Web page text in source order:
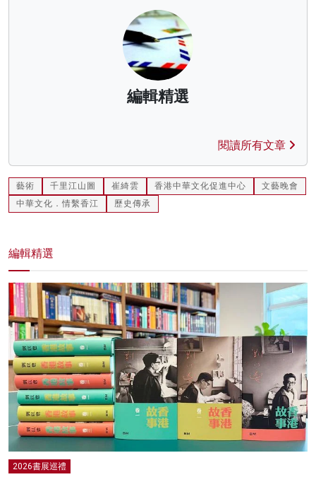
編輯精選
閱讀所有文章
藝術 千里江山圖 崔綺雲 香港中華文化促進中心
文藝晚會
中華文化．情繫香江
歷史傳承
編輯精選
2026書展巡禮